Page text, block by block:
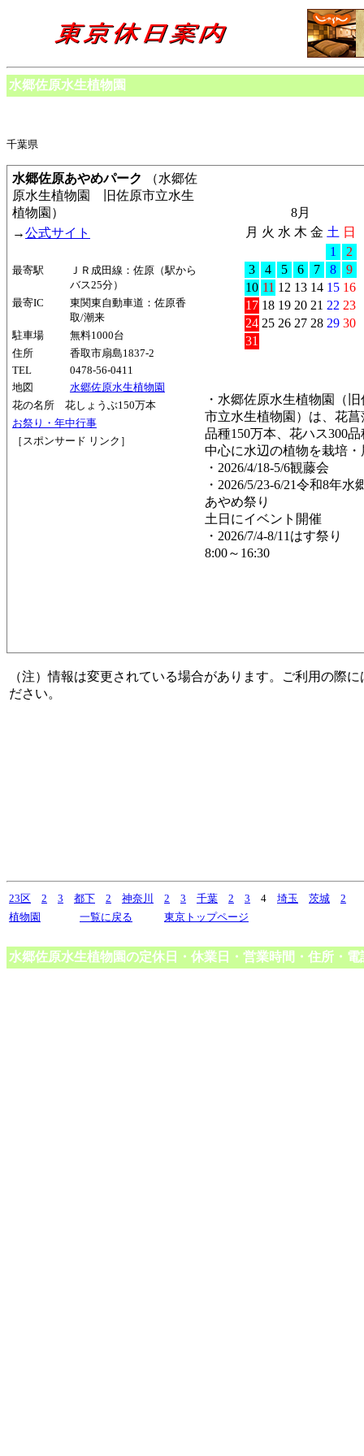
水郷佐原水生植物園
千葉県
水郷佐原あやめパーク
（水郷佐
原水生植物園 旧佐原市立水生
植物園）
→公式サイト
最寄駅
ＪＲ成田線：佐原（駅から
バス25分）
最寄IC
東関東自動車道：佐原香
取/潮来
駐車場
無料1000台
住所
香取市扇島1837-2
TEL
0478-56-0411
地図
水郷佐原水生植物園
花の名所 花しょうぶ150万本
お祭り・年中行事
［スポンサード リンク］
8月
月 火 水 木 金 土 日
1
2
3
4 5 6 7 8
9
10 11 12 13 14 15 16
17 18 19 20 21 22 23
24 25 26 27 28 29 30
31
・水郷佐原水生植物園（
市立水生植物園）は、花菖
品種150万本、花ハス300品
中心に水辺の植物を栽培・
・2026/4/18-5/6観藤会
・2026/5/23-6/21令和8年水
あやめ祭り
土日にイベント開催
・2026/7/4-8/11はす祭り
8:00～16:30
（注）情報は変更されている場合があります。ご利用の際
ださい。
23区 2 3 都下 2 神奈川 2 3 千葉 2 3 4 埼玉 茨城
2
植物園
一覧に戻る 東京トップページ
水郷佐原水生植物園の定休日・休業日・営業時間・住所・